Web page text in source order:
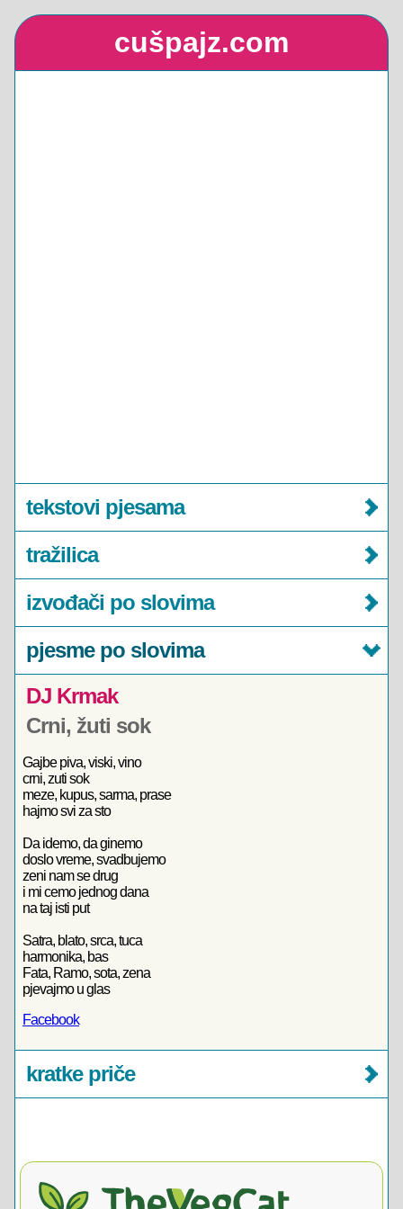
cušpajz.com
tekstovi pjesama
tražilica
izvođači po slovima
pjesme po slovima
DJ Krmak
Crni, žuti sok
Gajbe piva, viski, vino
crni, zuti sok
meze, kupus, sarma, prase
hajmo svi za sto
Da idemo, da ginemo
doslo vreme, svadbujemo
zeni nam se drug
i mi cemo jednog dana
na taj isti put
Satra, blato, srca, tuca
harmonika, bas
Fata, Ramo, sota, zena
pjevajmo u glas
Facebook
kratke priče